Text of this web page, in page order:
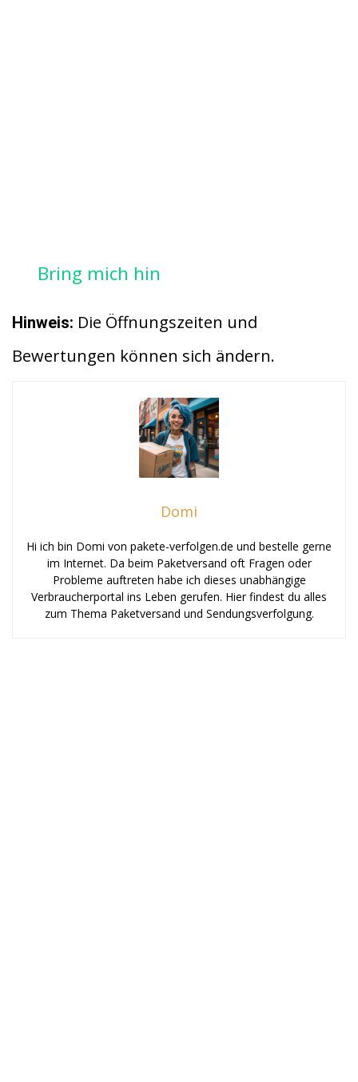
Bring mich hin
Hinweis: Die Öffnungszeiten und
Bewertungen können sich ändern.
Domi
Hi ich bin Domi von pakete-verfolgen.de und bestelle gerne
im Internet. Da beim Paketversand oft Fragen oder
Probleme auftreten habe ich dieses unabhängige
Verbraucherportal ins Leben gerufen. Hier findest du alles
zum Thema Paketversand und Sendungsverfolgung.